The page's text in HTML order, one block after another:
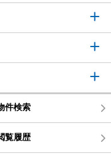
件検索
覧履歴